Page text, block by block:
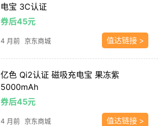
电宝 3C认证
券后45元
4 月前 京东商城 值达链接 >
亿色 Qi2认证 磁吸充电宝 果冻紫
5000mAh
券后45元
4 月前 京东商城 值达链接 >